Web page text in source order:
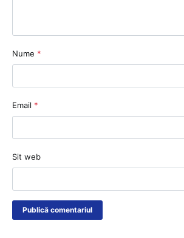
Nume *
Email *
Sit web